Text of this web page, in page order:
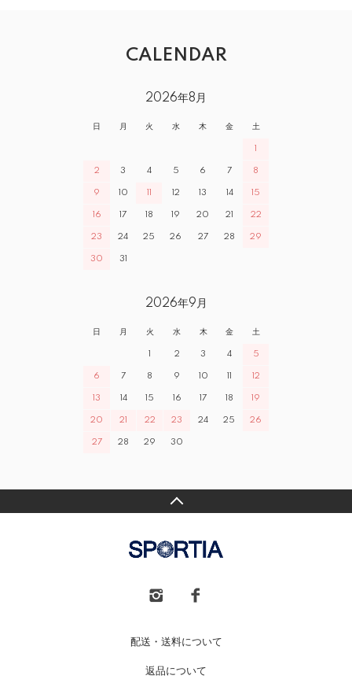
CALENDAR
2026年8月
日 月 火 水 木 金 土
1
2 3 4 5 6 7 8
9 10 11 12 13 14 15
16 17 18 19 20 21 22
23 24 25 26 27 28 29
30 31
2026年9月
日 月 火 水 木 金 土
1 2 3 4 5
6 7 8 9 10 11 12
13 14 15 16 17 18 19
20 21 22 23 24 25 26
27 28 29 30
配送・送料について
返品について